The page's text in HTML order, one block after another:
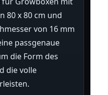
80 x 80 cm und
von 16 mm
passgenaue
die Form des
die volle